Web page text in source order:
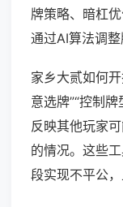
牌策略、暗杠
通过AI算法调整
家乡大贰如何
意选牌”“控制
反映其他玩家
的情况。这些
段实现不平公，